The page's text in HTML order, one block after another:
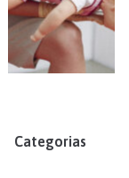
Categorias